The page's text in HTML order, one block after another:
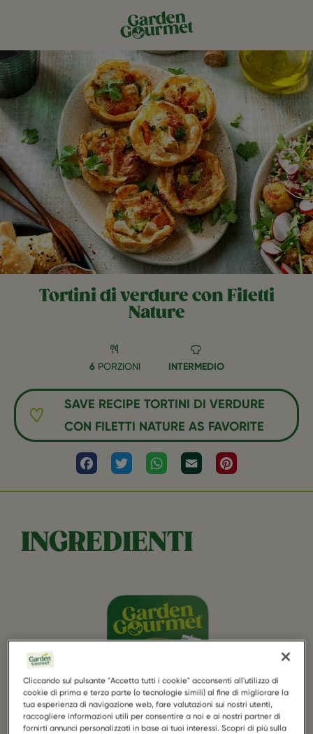
Tortini di verdure con Filetti
Nature
6 PORZIONI INTERMEDIO
SAVE RECIPE TORTINI DI VERDURE
CON FILETTI NATURE AS FAVORITE
FacebookTwitter WhatsAppEmail
INGREDIENTI
Cliccando sul pulsante "Accetta tutti i cookie" acconsenti all'utilizzo di
cookie di prima e terza parte (o tecnologie simili) al fine di migliorare la
tua esperienza di navigazione web, fare valutazioni sui nostri utenti,
raccogliere informazioni utili per consentire a noi e ai nostri partner di
fornirti annunci personalizzati in base ai tuoi interessi. Scopri di più sulla